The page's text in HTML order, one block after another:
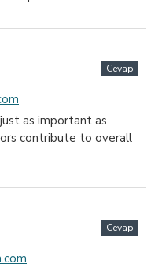
Cevap
as important as
contribute to overall
Cevap